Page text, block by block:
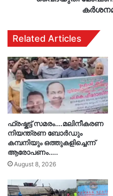
Related Articles
ഫ്രഷ്കട്ട് സമരം….മലിനീകരണ
നിയന്ത്രണ ബോർഡും
കമ്പനിയും ഒത്തുകളിച്ചെന്ന്
ആരോപണം…..
August 8, 2026